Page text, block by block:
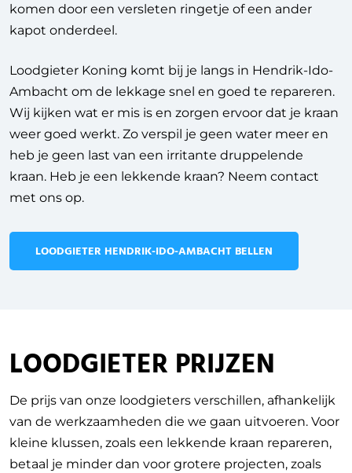
komen door een versleten ringetje of een ander
kapot onderdeel.
Loodgieter Koning komt bij je langs in Hendrik-Ido-
Ambacht om de lekkage snel en goed te repareren.
Wij kijken wat er mis is en zorgen ervoor dat je kraan
weer goed werkt. Zo verspil je geen water meer en
heb je geen last van een irritante druppelende
kraan. Heb je een lekkende kraan? Neem contact
met ons op.
LOODGIETER HENDRIK-IDO-AMBACHT BELLEN
LOODGIETER PRIJZEN
De prijs van onze loodgieters verschillen, afhankelijk
van de werkzaamheden die we gaan uitvoeren. Voor
kleine klussen, zoals een lekkende kraan repareren,
betaal je minder dan voor grotere projecten, zoals